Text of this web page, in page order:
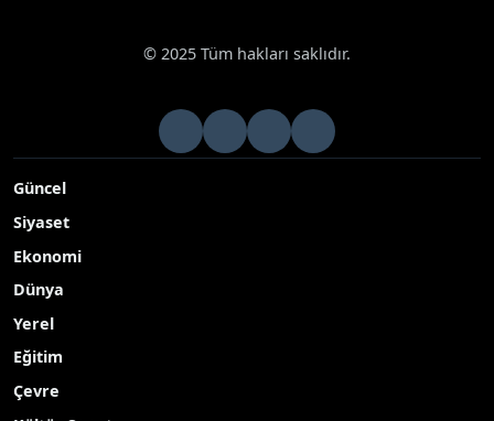
© 2025 Tüm hakları saklıdır.
Güncel
Siyaset
Ekonomi
Dünya
Yerel
Eğitim
Çevre